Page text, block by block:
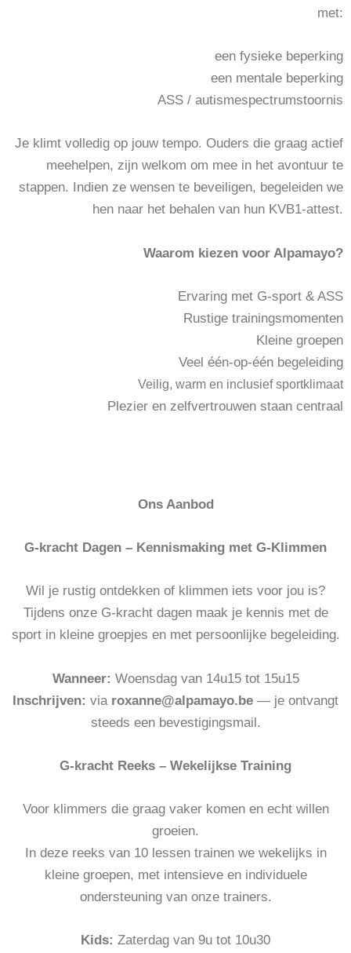
met:
een fysieke beperking
een mentale beperking
ASS / autismespectrumstoornis
Je klimt volledig op jouw tempo. Ouders die graag actief
meehelpen, zijn welkom om mee in het avontuur te
stappen. Indien ze wensen te beveiligen, begeleiden we
hen naar het behalen van hun KVB1-attest.
Waarom kiezen voor Alpamayo?
Ervaring met G-sport & ASS
Rustige trainingsmomenten
Kleine groepen
Veel één-op-één begeleiding
Veilig, warm en inclusief sportklimaat
Plezier en zelfvertrouwen staan centraal
Ons Aanbod
G-kracht Dagen – Kennismaking met G-Klimmen
Wil je rustig ontdekken of klimmen iets voor jou is?
Tijdens onze G-kracht dagen maak je kennis met de
sport in kleine groepjes en met persoonlijke begeleiding.
Wanneer: Woensdag van 14u15 tot 15u15
Inschrijven: via roxanne@alpamayo.be — je ontvangt
steeds een bevestigingsmail.
G-kracht Reeks – Wekelijkse Training
Voor klimmers die graag vaker komen en echt willen
groeien.
In deze reeks van 10 lessen trainen we wekelijks in
kleine groepen, met intensieve en individuele
ondersteuning van onze trainers.
Kids: Zaterdag van 9u tot 10u30